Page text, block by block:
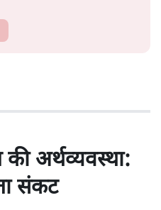
अर्थव्यवस्था:
संकट